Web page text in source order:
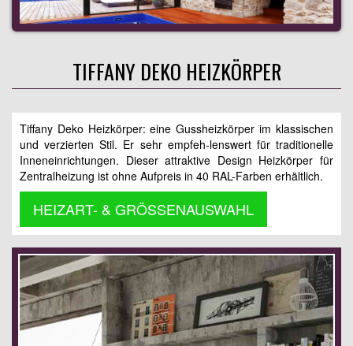
TIFFANY DEKO HEIZKÖRPER
Tiffany Deko Heizkörper: eine Gussheizkörper im klassischen
und verzierten Stil. Er sehr empfeh-lenswert für traditionelle
Inneneinrichtungen. Dieser attraktive Design Heizkörper für
Zentralheizung ist ohne Aufpreis in 40 RAL-Farben erhältlich.
HEIZART- & GRÖSSENAUSWAHL